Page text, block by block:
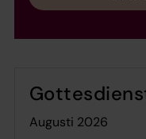
augusti 2026